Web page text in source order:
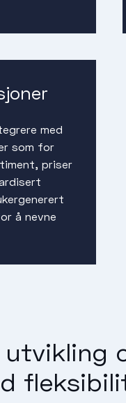
med
som for
priser
å nevne